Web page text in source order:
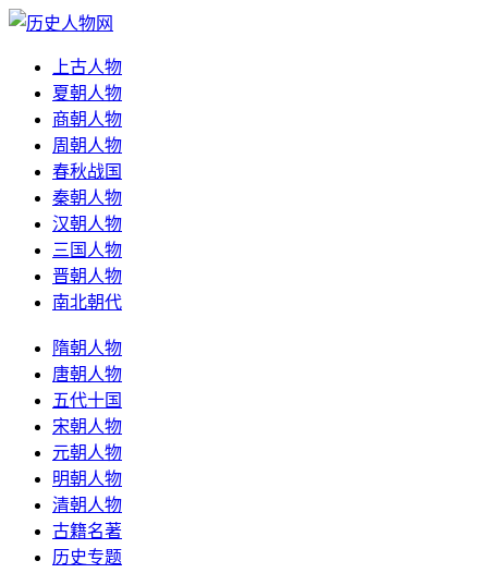
上古人物
夏朝人物
商朝人物
周朝人物
春秋战国
秦朝人物
汉朝人物
三国人物
晋朝人物
南北朝代
隋朝人物
唐朝人物
五代十国
宋朝人物
元朝人物
明朝人物
清朝人物
古籍名著
历史专题